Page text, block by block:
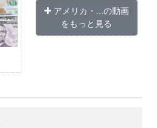
アメリカ・...の動画
をもっと見る